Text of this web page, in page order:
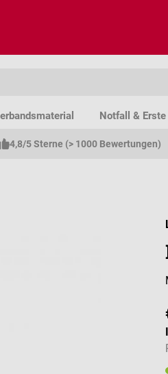
Notfall &
4,8/5 Sterne (> 1000 Bewertungen)